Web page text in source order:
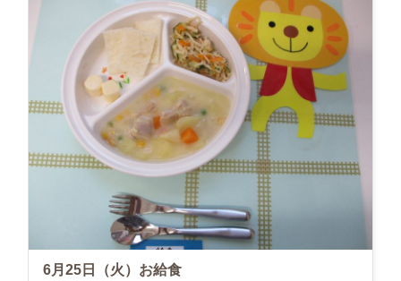
6月25日（火）お給食